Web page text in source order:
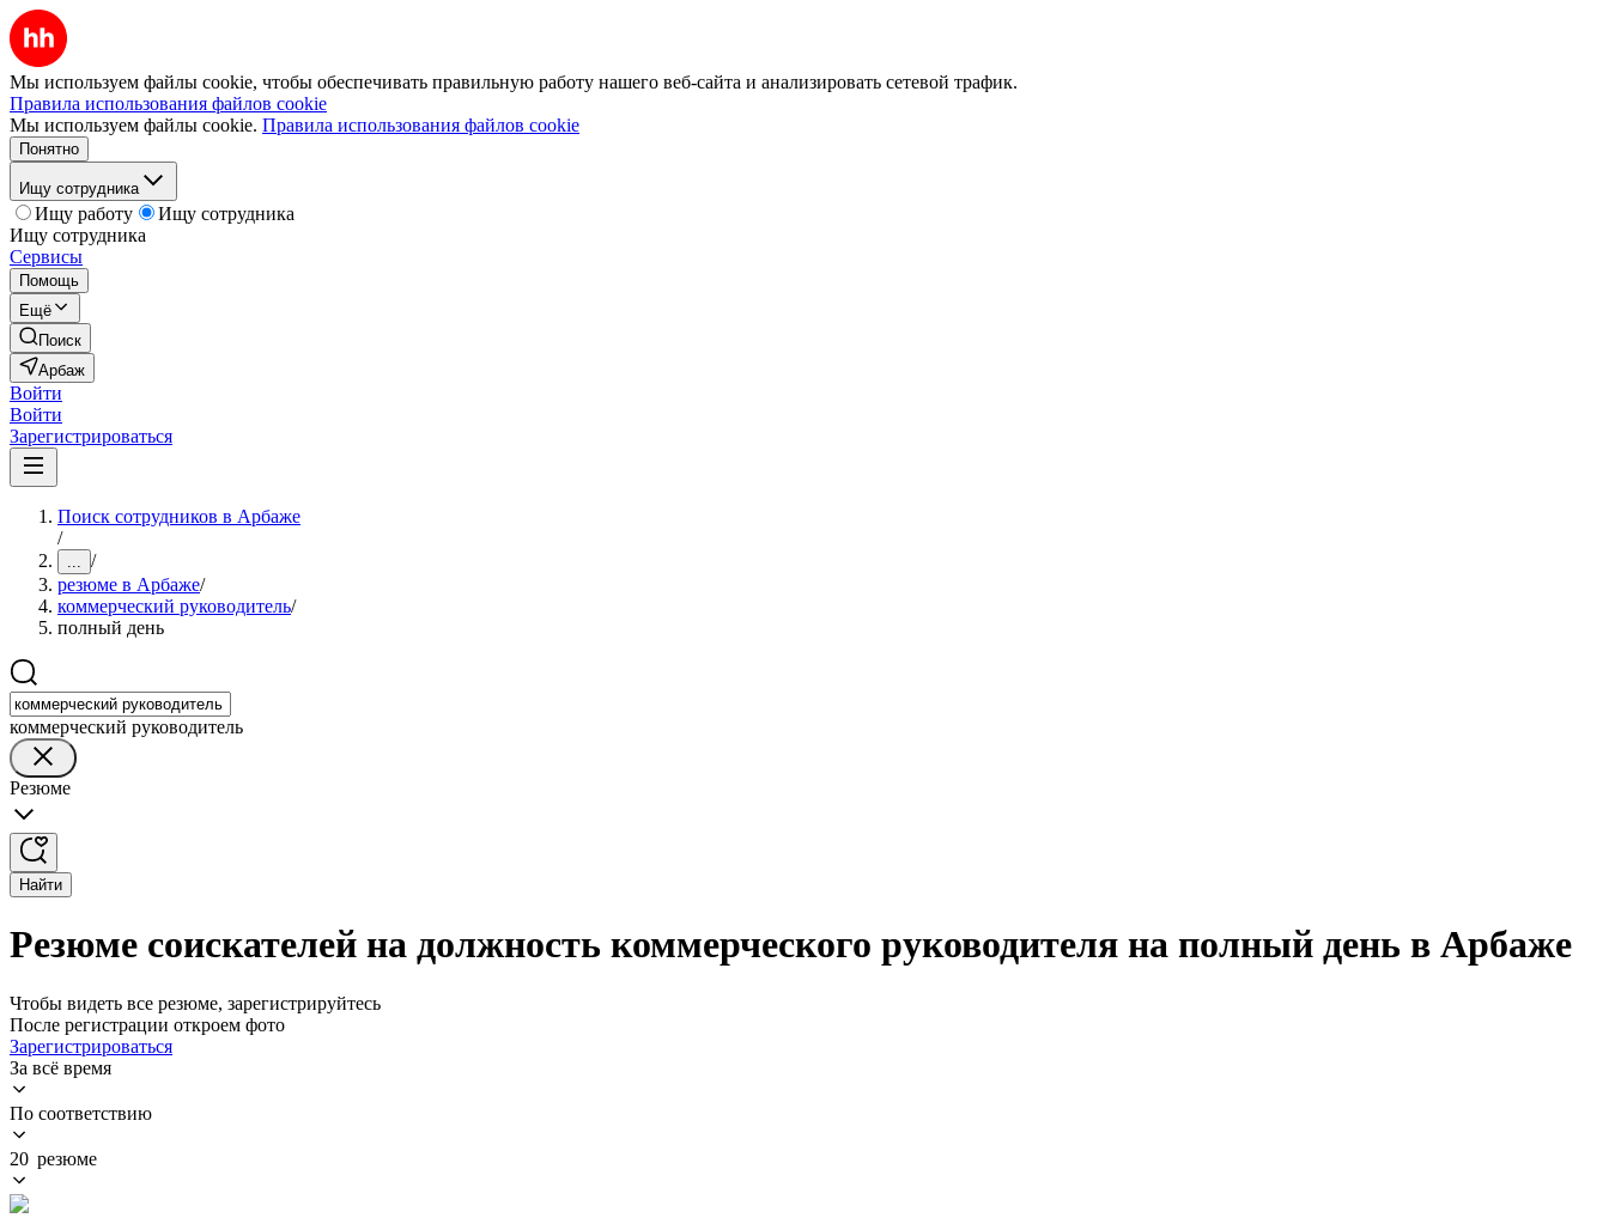
Мы используем файлы cookie, чтобы обеспечивать правильную работу нашего веб-сайта и анализировать сетевой трафик.
Правила использования файлов cookie
Мы используем файлы cookie. Правила использования файлов cookie
Понятно
Ищу сотрудника
Ищу работу
Ищу сотрудника
Ищу сотрудника
Сервисы
Помощь
Ещё
Поиск
Арбаж
Войти
Войти
Зарегистрироваться
Поиск сотрудников в Арбаже
/
... /
резюме в Арбаже/
коммерческий руководитель/
полный день
коммерческий руководитель
Резюме
Найти
Резюме соискателей на должность коммерческого руководителя на полный день в Арбаже
Чтобы видеть все резюме, зарегистрируйтесь
После регистрации откроем фото
Зарегистрироваться
За всё время
По соответствию
20 резюме